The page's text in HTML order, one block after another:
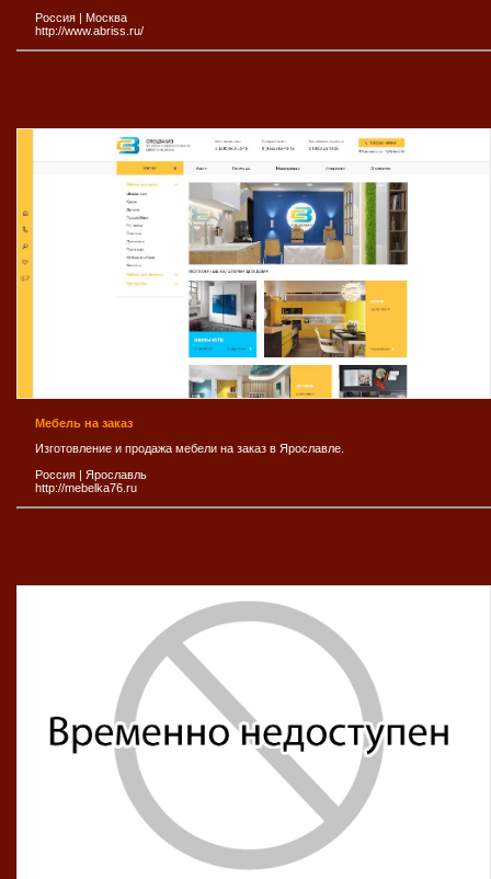
Россия
Москва
http://www.abriss.ru/
Мебель на заказ
Изготовление и продажа мебели на заказ в Ярославле.
Россия
Ярослaвль
http://mebelka76.ru